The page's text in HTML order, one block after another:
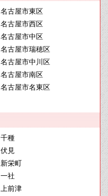
名古屋市東区
名古屋市西区
名古屋市中区
名古屋市瑞穂区
名古屋市中川区
名古屋市南区
名古屋市名東区
千種
伏見
新栄町
一社
上前津